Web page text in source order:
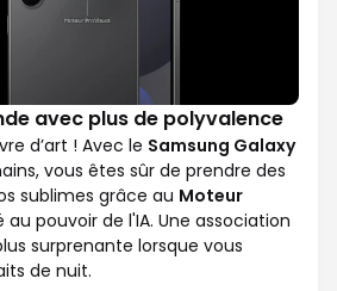
avec plus de polyvalence
d’art ! Avec le Samsung Galaxy
vous êtes sûr de prendre des
sublimes grâce au Moteur
pouvoir de l'IA. Une association
surprenante lorsque vous
de nuit.